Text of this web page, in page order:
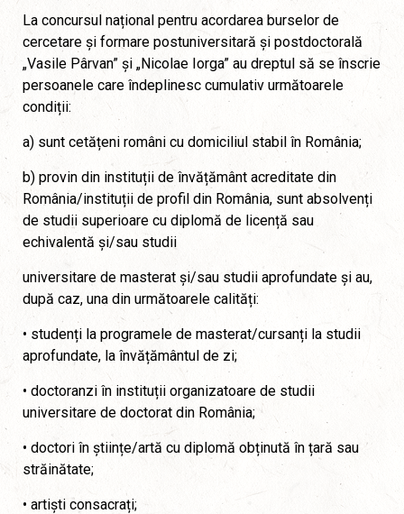
La concursul național pentru acordarea burselor de
cercetare și formare postuniversitară și postdoctorală
„Vasile Pârvan” și „Nicolae Iorga” au dreptul să se înscrie
persoanele care îndeplinesc cumulativ următoarele
condiții:
a) sunt cetățeni români cu domiciliul stabil în România;
b) provin din instituții de învățământ acreditate din
România/instituții de profil din România, sunt absolvenți
de studii superioare cu diplomă de licență sau
echivalentă și/sau studii
universitare de masterat și/sau studii aprofundate și au,
după caz, una din următoarele calități:
• studenți la programele de masterat/cursanți la studii
aprofundate, la învățământul de zi;
• doctoranzi în instituții organizatoare de studii
universitare de doctorat din România;
• doctori în științe/artă cu diplomă obținută în țară sau
străinătate;
• artiști consacrați;